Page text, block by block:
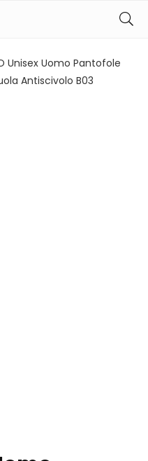
Unisex Uomo Pantofole
Antiscivolo B03